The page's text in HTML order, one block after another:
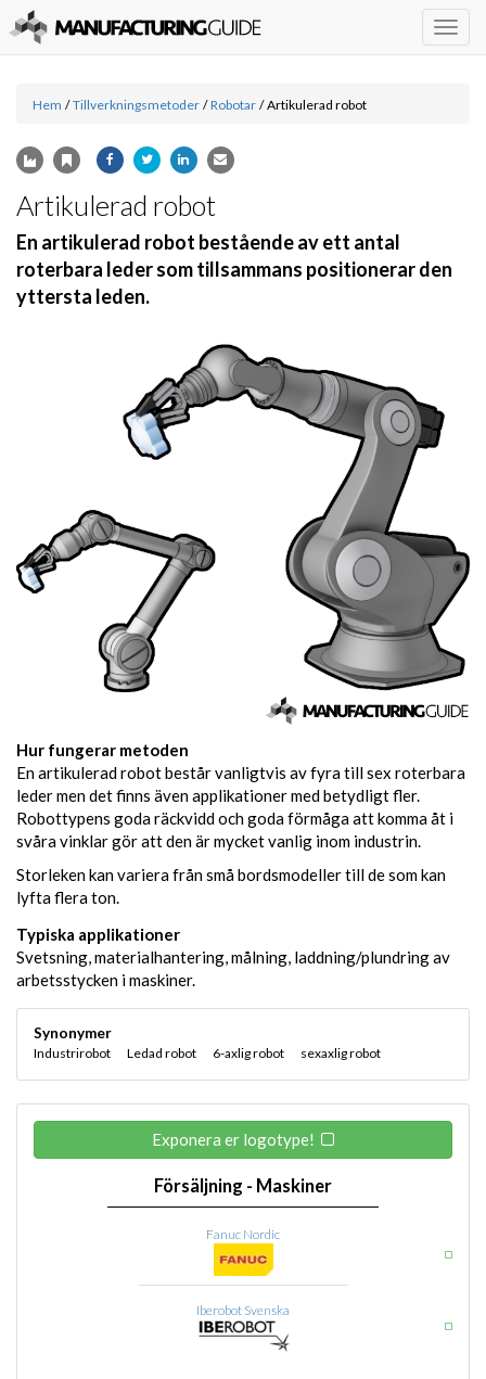
Hem / Tillverkningsmetoder / Robotar / Artikulerad robot
Artikulerad robot
En artikulerad robot bestående av ett antal
roterbara leder som tillsammans positionerar den
yttersta leden.
Hur fungerar metoden
En artikulerad robot består vanligtvis av fyra till sex roterbara
leder men det finns även applikationer med betydligt fler.
Robottypens goda räckvidd och goda förmåga att komma åt i
svåra vinklar gör att den är mycket vanlig inom industrin.
Storleken kan variera från små bordsmodeller till de som kan
lyfta flera ton.
Typiska applikationer
Svetsning, materialhantering, målning, laddning/plundring av
arbetsstycken i maskiner.
Synonymer
Industrirobot Ledad robot 6-axlig robot sexaxlig robot
Exponera er logotype!
Försäljning - Maskiner
Fanuc Nordic
Iberobot Svenska